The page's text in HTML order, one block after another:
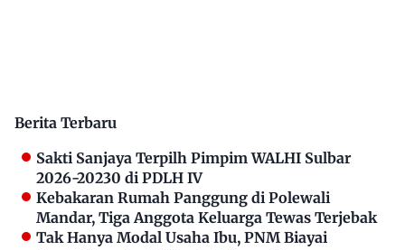
Berita Terbaru
Sakti Sanjaya Terpilh Pimpim WALHI Sulbar
2026-20230 di PDLH IV
Kebakaran Rumah Panggung di Polewali
Mandar, Tiga Anggota Keluarga Tewas Terjebak
Tak Hanya Modal Usaha Ibu, PNM Biayai